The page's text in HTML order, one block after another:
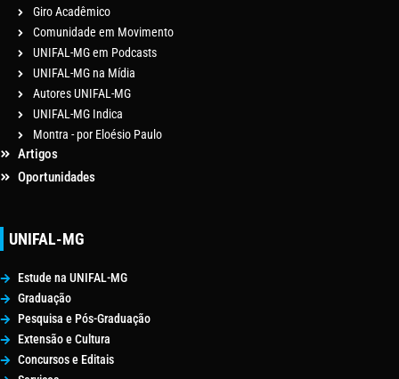
Giro Acadêmico
Comunidade em Movimento
UNIFAL-MG em Podcasts
UNIFAL-MG na Mídia
Autores UNIFAL-MG
UNIFAL-MG Indica
Montra - por Eloésio Paulo
Artigos
Oportunidades
UNIFAL-MG
Estude na UNIFAL-MG
Graduação
Pesquisa e Pós-Graduação
Extensão e Cultura
Concursos e Editais